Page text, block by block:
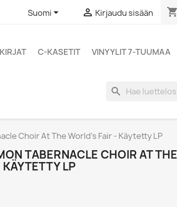
Suomi  Kirjaudu sisään shopping_cart
KIRJAT C-KASETIT VINYYLIT 7-TUUMAA
search
Choir At The World's Fair - Käytetty LP
TABERNACLE CHOIR AT
KÄYTETTY LP